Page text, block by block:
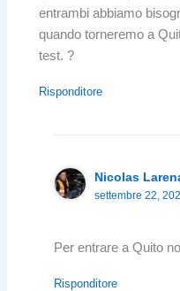
entrambi abbiamo
quando torneremo a
test. ?
Risponditore
Nicolas
settembre 22,
Per entrare a Quito
Risponditore